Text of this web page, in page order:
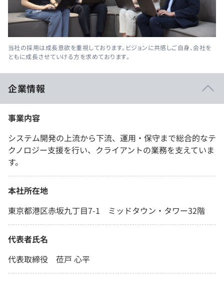
当社の採用は成長意欲を重視しております。ビジョンに共感しご自身、会社を
ともに成長させていける方を求めております。
企業情報
事業内容
システム開発の上流から下流、運用・保守まで総合的なテ
クノロジー支援を行い、クライアントの業務を支えていま
す。
本社所在地
東京都港区赤坂九丁目7-1 ミッドタウン・タワー32階
代表者氏名
代表取締役 莅戸 心平